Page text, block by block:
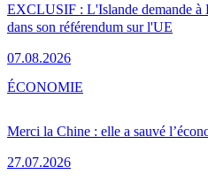
EXCLUSIF : L'Islande demande à
dans son référendum sur l'UE
07.08.2026
Merci la Chine : elle a sauvé
27.07.2026
ÉCONOMIE